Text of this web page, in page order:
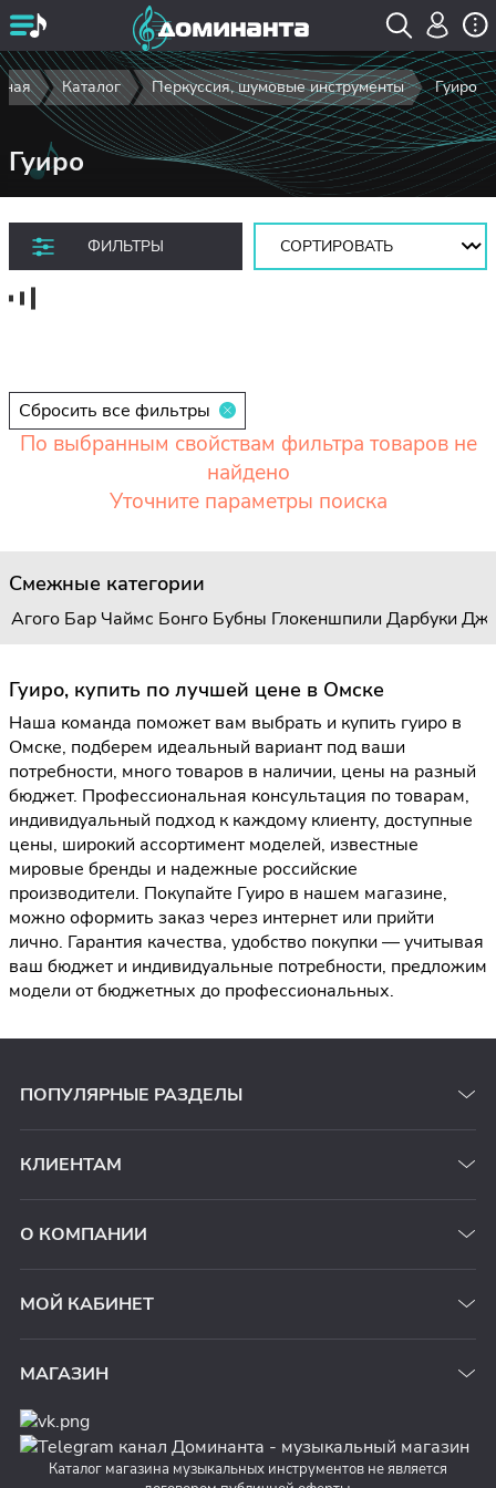
Каталог Перкуссия, шумовые инструменты Гуиро
Гуиро
ФИЛЬТРЫ
Сортировать:
Сбросить все фильтры
По выбранным свойствам фильтра товаров не
найдено
Уточните параметры поиска
Смежные категории
Агого Бар Чаймс Бонго Бубны Глокеншпили Дарбуки
Гуиро, купить по лучшей цене в Омске
Наша команда поможет вам выбрать и купить гуиро в
Омске, подберем идеальный вариант под ваши
потребности, много товаров в наличии, цены на разный
бюджет. Профессиональная консультация по товарам,
индивидуальный подход к каждому клиенту, доступные
цены, широкий ассортимент моделей, известные
мировые бренды и надежные российские
производители. Покупайте Гуиро в нашем магазине,
можно оформить заказ через интернет или прийти
лично. Гарантия качества, удобство покупки — учитывая
ваш бюджет и индивидуальные потребности, предложим
модели от бюджетных до профессиональных.
ПОПУЛЯРНЫЕ РАЗДЕЛЫ
КЛИЕНТАМ
О КОМПАНИИ
МОЙ КАБИНЕТ
МАГАЗИН
Каталог магазина музыкальных инструментов не является